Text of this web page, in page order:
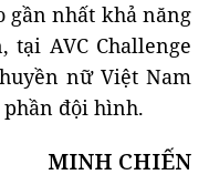
gần nhất khả năng
tại AVC Challenge
nữ Việt Nam
đội hình.
MINH CHIẾN